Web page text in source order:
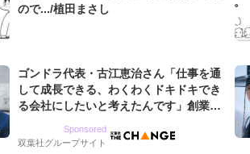
ので.../植田まさし
ゴンドラ代表・古江恵治さん「仕事を通
して成長できる、わくわくドキドキでき
る会社にしたいと考えたんです」創業来
グ会社のアイデンティティ
Sponsored
双葉社グループサイト